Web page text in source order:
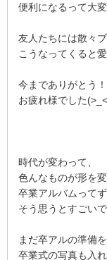
便利になるって大
友人たちには散々
こうなってくると
今までありがとう！
お疲れ様でした
時代が変わって、
色んなものが形を
卒業アルバムって
そう思うとすごいで
まだ卒アルの準備
卒業式の写真も入